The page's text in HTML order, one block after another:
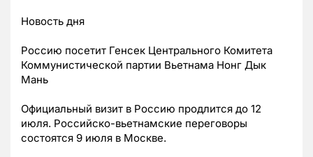
Новость дня
Россию посетит Генсек Центрального Комитета
Коммунистической партии Вьетнама Нонг Дык
Мань
Официальный визит в Россию продлится до 12
июля. Российско-вьетнамские переговоры
состоятся 9 июля в Москве.